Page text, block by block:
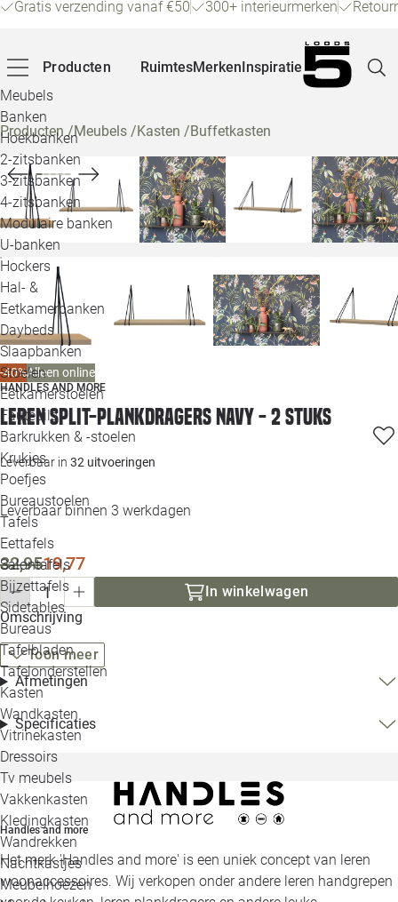
Gratis verzending vanaf €50 300+ interieurmerken
Producten
Meubels
Banken
Hoekbanken
2-zitsbanken
3-zitsbanken
4-zitsbanken
Modulaire banken
U-banken
Hockers
Hal- &
Eetkamerbanken
Daybeds
Slaapbanken
Stoelen
Eetkamerstoelen
Fauteuils
Barkrukken & -stoelen
Krukjes
Poefjes
Bureaustoelen
Tafels
Eettafels
Salontafels
Bijzettafels
Sidetables
Bureaus
Tafelbladen
Tafelonderstellen
Kasten
Wandkasten
Vitrinekasten
Dressoirs
Tv meubels
Vakkenkasten
Kledingkasten
Wandrekken
Nachtkastjes
Meubelhoezen
RuimtesMerkenInspiratie
Producten/Meubels /Kasten /Buffetkasten
-40%Alleen online
HANDLES AND MORE
Leren split-plankdragers Navy - 2 stuks
Leverbaar in 32 uitvoeringen
Leverbaar binnen 3 werkdagen
32,9519,77
In winkelwagen
Omschrijving
Toon meer
Afmetingen
Specificaties
Handles and more
Het merk 'Handles and more' is een uniek concept van leren
woonaccessoires. Wij verkopen onder andere leren handgrepen